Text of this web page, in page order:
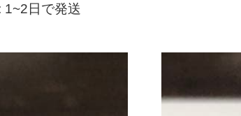
1~2日で発送